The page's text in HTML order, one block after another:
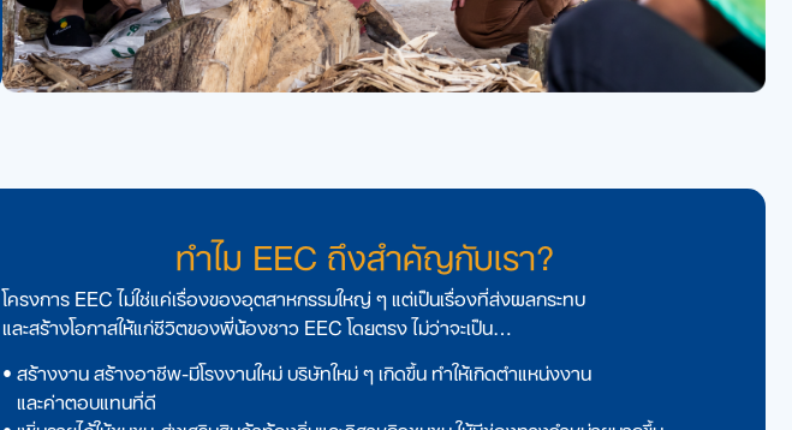
ทําไม EEC ถึงสําคัญกับเรา?
โครงการ EEC ไม่ใช่แค่เรื่องของอุตสาหกรรมใหญ่ ๆ แต่เป็นเรื่องที่ส่งผลกระทบ
และสร้างโอกาสให้แก่ชีวิตของพี่น้องชาว EEC โดยตรง ไม่ว่าจะเป็น…
• สร้างงาน สร้างอาชีพ-มีโรงงานใหม่ บริษัทใหม่ ๆ เกิดขึ้น ทําให้เกิดตําแหน่งงาน
และค่าตอบแทนที่ดี